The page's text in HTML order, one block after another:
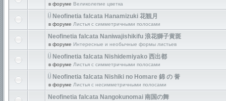
в форуме Великолепие цветка
Neofinetia falcata Hanamizuki 花観月
в форуме Листья с симметричными полосами
Neofinetia falcata Naniwajishikifu 浪花獅子黄斑
в форуме Интересные и необычные формы листьев
Neofinetia falcata Nishidemiyako 西出都
в форуме Листья с симметричными полосами
Neofinetia falcata Nishiki no Homare 錦 の 誉
в форуме Листья с несимметричными полосами
Neofinetia falcata Nangokunomai 南国の舞